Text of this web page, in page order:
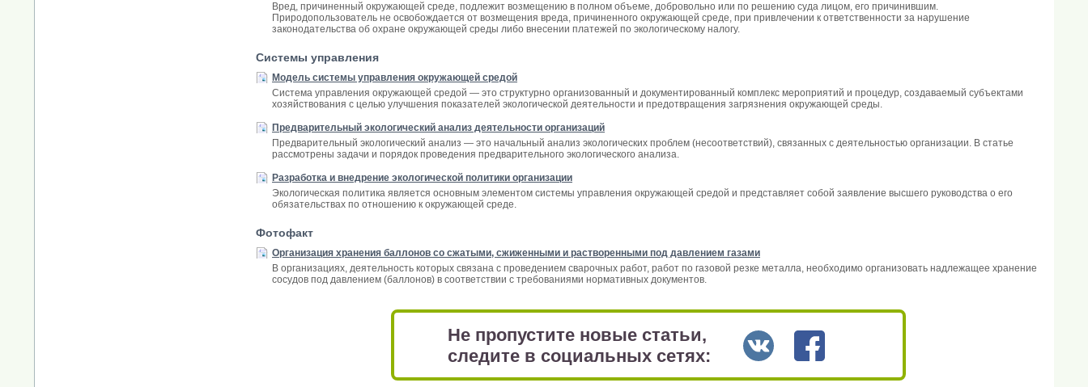
Вред, причиненный окружающей среде, подлежит возмещению в полном объеме, добровольно или по решению суда лицом, его причинившим.
Природопользователь не освобождается от возмещения вреда, причиненного окружающей среде, при привлечении к ответственности за нарушение
законодательства об охране окружающей среды либо внесении платежей по экологическому налогу.
Системы управления
Модель системы управления окружающей средой
Система управления окружающей средой — это структурно организованный и документированный комплекс мероприятий и процедур, создаваемый субъектами
хозяйствования с целью улучшения показателей экологической деятельности и предотвращения загрязнения окружающей среды.
Предварительный экологический анализ деятельности организаций
Предварительный экологический анализ — это начальный анализ экологических проблем (несоответствий), связанных с деятельностью организации. В статье
рассмотрены задачи и порядок проведения предварительного экологического анализа.
Разработка и внедрение экологической политики организации
Экологическая политика является основным элементом системы управления окружающей средой и представляет собой заявление высшего руководства о его
обязательствах по отношению к окружающей среде.
Фотофакт
Организация хранения баллонов со сжатыми, сжиженными и растворенными под давлением газами
В организациях, деятельность которых связана с проведением сварочных работ, работ по газовой резке металла, необходимо организовать надлежащее хранение
сосудов под давлением (баллонов) в соответствии с требованиями нормативных документов.
Не пропустите новые статьи,
следите в социальных сетях: